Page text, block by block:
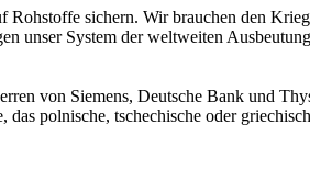
sichern. Wir brauchen den
unser System der weltweiten
von Siemens, Deutsche Bank und
polnische, tschechische oder